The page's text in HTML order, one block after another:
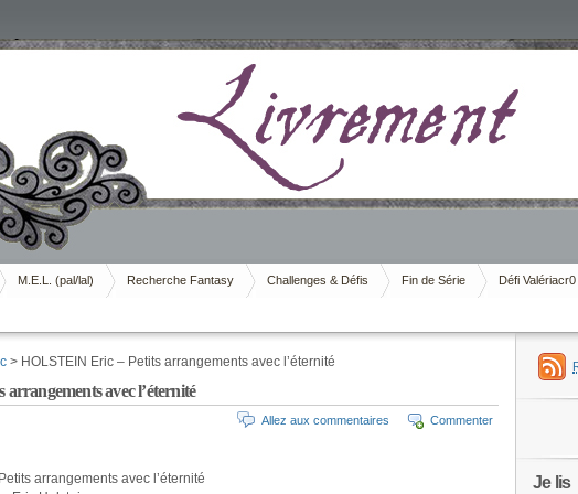
M.E.L. (pal/lal) Recherche Fantasy Challenges & Défis Fin de Série Défi Valériacr0
> HOLSTEIN Eric – Petits arrangements avec l’éternité
avec l’éternité
Commenter
Allez aux commentaires
arrangements avec l’éternité
Je lis